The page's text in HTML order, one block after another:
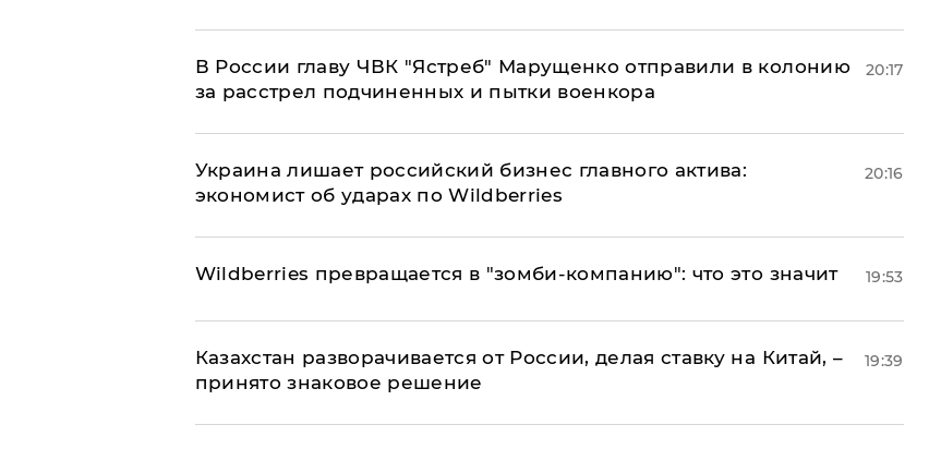
В России главу ЧВК "Ястреб" Марущенко отправили в колонию
за расстрел подчиненных и пытки военкора
20:17
​Украина лишает российский бизнес главного актива:
экономист об ударах по Wildberries
20:16
Wildberries превращается в "зомби-компанию": что это значит 19:53
Казахстан разворачивается от России, делая ставку на Китай, –
принято знаковое решение
19:39